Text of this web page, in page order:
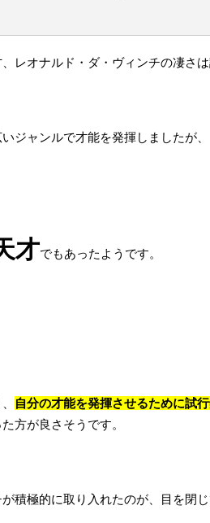
レオナルド・ダ・ヴィンチの凄さは
ジャンルで才能を発揮しましたが、
才でもあったようです。
自分の才能を発揮させるために試
方が良さそうです。
積極的に取り入れたのが、目を閉